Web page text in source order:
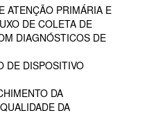
ATENÇÃO PRIMÁRIA E
DE COLETA DE
DIAGNÓSTICOS DE
DE DISPOSITIVO
DA
DA